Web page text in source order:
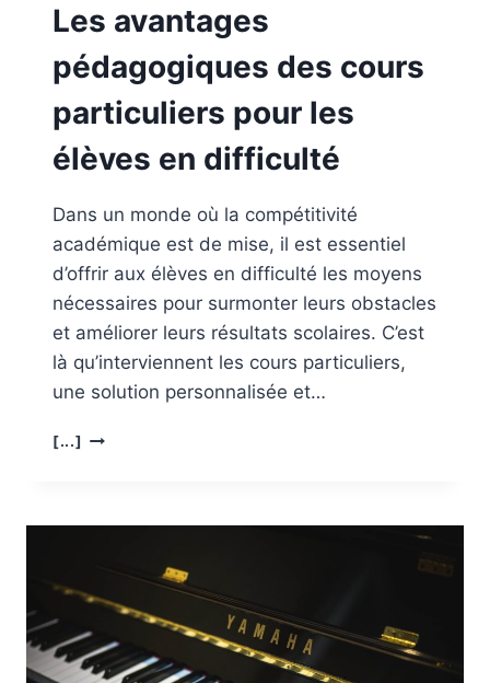
Les avantages
pédagogiques des cours
particuliers pour les
élèves en difficulté
Dans un monde où la compétitivité
académique est de mise, il est essentiel
d’offrir aux élèves en difficulté les moyens
nécessaires pour surmonter leurs obstacles
et améliorer leurs résultats scolaires. C’est
là qu’interviennent les cours particuliers,
une solution personnalisée et…
[...] LES
COURS
LES
ÉLÈVES
EN
DIFFICULTÉ